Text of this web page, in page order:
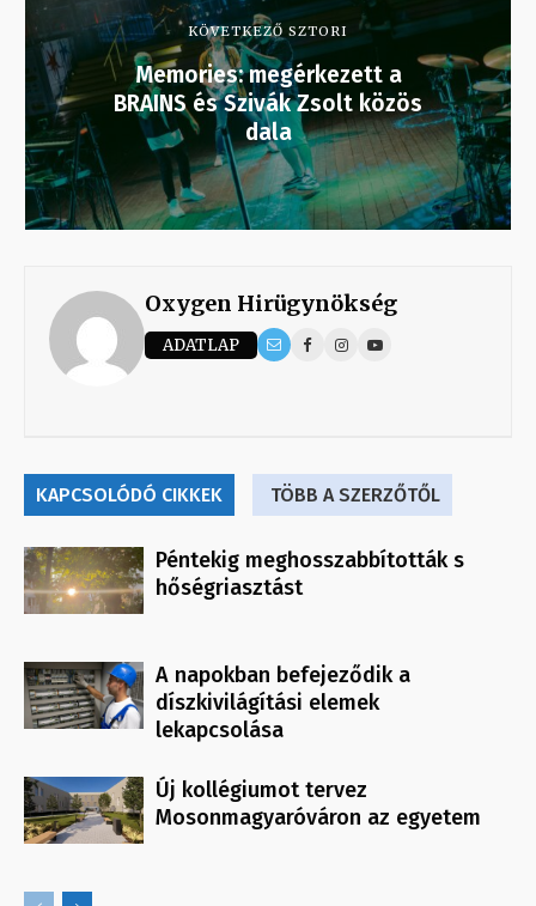
KÖVETKEZŐ SZTORI
Memories: megérkezett a
BRAINS és Szivák Zsolt közös
dala
Oxygen Hirügynökség
ADATLAP
KAPCSOLÓDÓ CIKKEK TÖBB A SZERZŐTŐL
Péntekig meghosszabbították s
hőségriasztást
A napokban befejeződik a
díszkivilágítási elemek
lekapcsolása
Új kollégiumot tervez
Mosonmagyaróváron az egyetem